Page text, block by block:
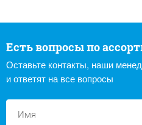
Есть вопросы по
Оставьте контакты, наши
и ответят на все вопросы